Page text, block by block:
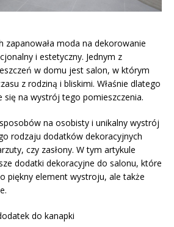
zapanowała moda na dekorowanie
i estetyczny. Jednym z
w domu jest salon, w którym
z rodziną i bliskimi. Właśnie dlatego
się na wystrój tego pomieszczenia.
na osobisty i unikalny wystrój
rodzaju dodatków dekoracyjnych
czy zasłony. W tym artykule
dodatki dekoracyjne do salonu, które
piękny element wystroju, ale także
do kanapki